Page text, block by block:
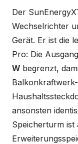
Der
Wechselrichter
Gerät. Er ist die
Pro: Die
W begrenzt,
ansonsten
Speicherturm ist